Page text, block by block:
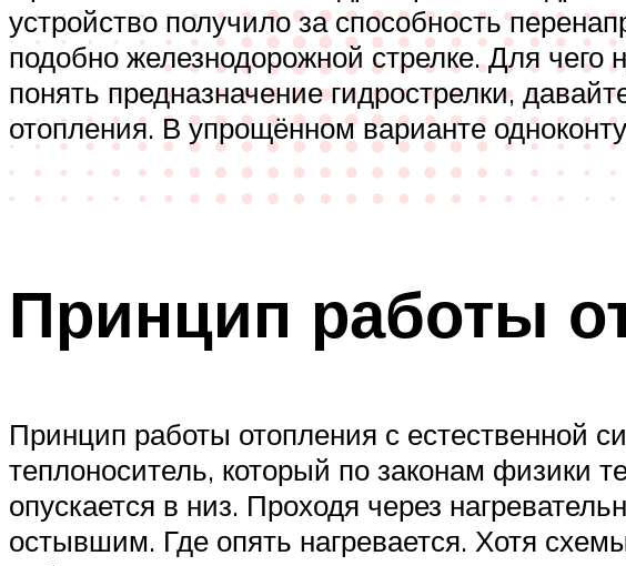
устройство получило за способность
подобно железнодорожной стрелке. Для
понять предназначение гидрострелки,
отопления. В упрощённом варианте
Принцип работы
Принцип работы отопления с естественной
теплоноситель, который по законам физики
опускается в низ. Проходя через
остывшим. Где опять нагревается. Хотя